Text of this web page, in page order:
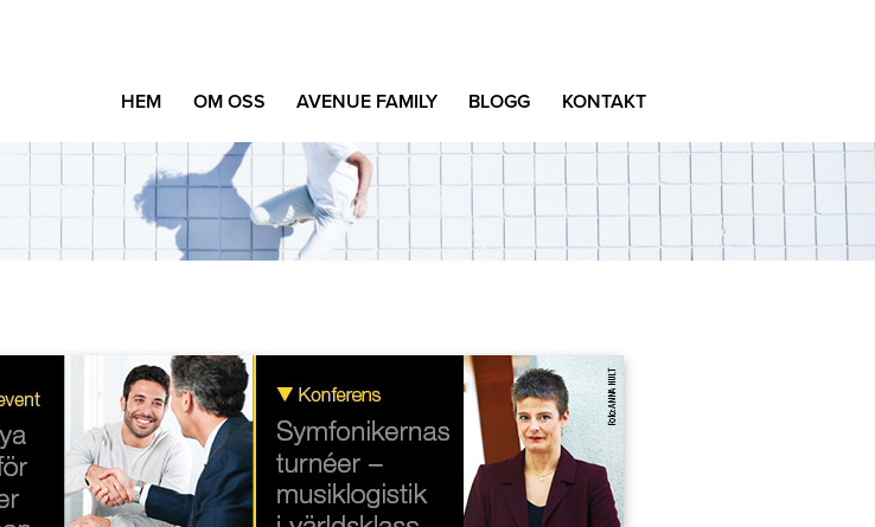
HEM OM OSS AVENUE FAMILY BLOGG KONTAKT